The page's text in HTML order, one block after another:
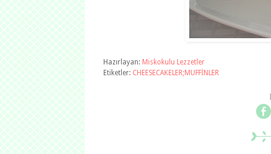
Hazırlayan: Miskokulu Lezzetler
Etiketler: CHEESECAKELER;MUFFİNLER